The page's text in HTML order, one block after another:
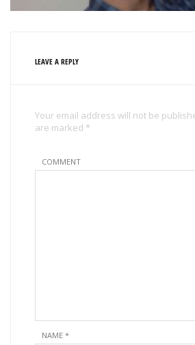
LEAVE A REPLY
Your email address will not be
are marked *
COMMENT
NAME *